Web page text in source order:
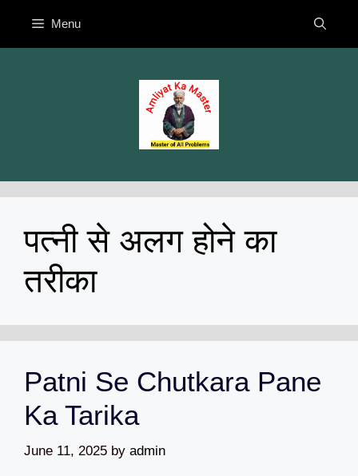
content
Menu
पत्नी से अलग होने का
तरीका
Patni Se Chutkara Pane
Ka Tarika
June 11, 2025 by admin